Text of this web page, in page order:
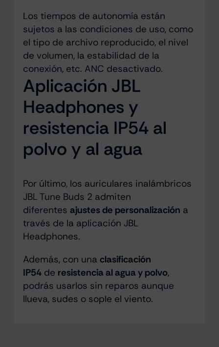
Los tiempos de autonomía están
sujetos a las condiciones de uso, como
el tipo de archivo reproducido, el nivel
de volumen, la estabilidad de la
conexión, etc. ANC desactivado.
Aplicación JBL
Headphones y
resistencia IP54 al
polvo y al agua
Por último, los auriculares inalámbricos
JBL Tune Buds 2 admiten
diferentes ajustes de personalización a
través de la aplicación JBL
Headphones.
Además, con una clasificación
IP54de resistencia al agua y polvo,
podrás usarlos sin reparos aunque
llueva, sudes o sople el viento.